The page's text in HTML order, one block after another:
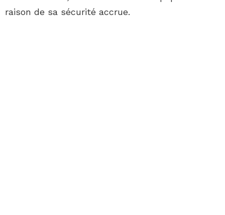
raison de sa sécurité accrue.